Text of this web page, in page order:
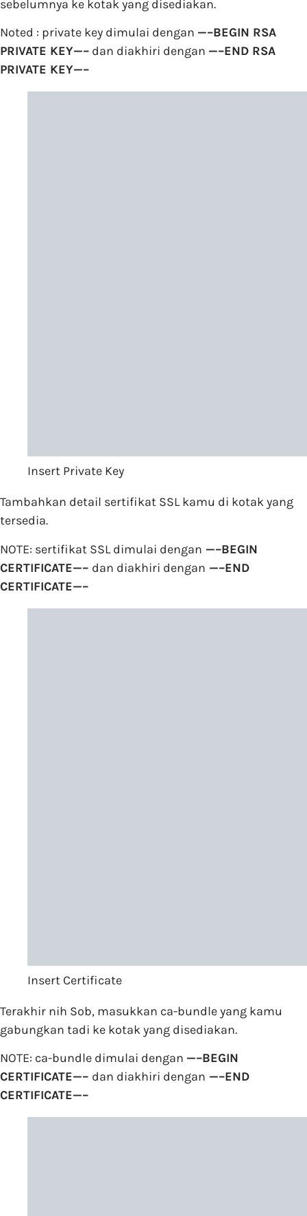
sebelumnya ke kotak yang disediakan.
Noted : private key dimulai dengan —–BEGIN RSA
PRIVATE KEY—– dan diakhiri dengan —–END RSA
PRIVATE KEY—–
Insert Private Key
Tambahkan detail sertifikat SSL kamu di kotak yang
tersedia.
NOTE: sertifikat SSL dimulai dengan —–BEGIN
CERTIFICATE—– dan diakhiri dengan —–END
CERTIFICATE—–
Insert Certificate
Terakhir nih Sob, masukkan ca-bundle yang kamu
gabungkan tadi ke kotak yang disediakan.
NOTE: ca-bundle dimulai dengan —–BEGIN
CERTIFICATE—– dan diakhiri dengan —–END
CERTIFICATE—–